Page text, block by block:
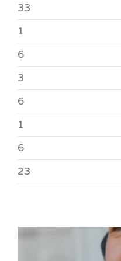
33
1
6
3
6
1
6
23